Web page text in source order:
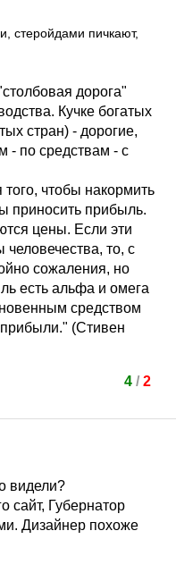
стеройдами пичкают,
дорога"
Кучке богатых
стран) - дорогие,
- по средствам - с
чтобы накормить
приносить прибыль.
цены. Если эти
то, с
сожаления, но
есть альфа и омега
средством
(Стивен
4/ 2
видели?
сайт, Губернатор
Дизайнер похоже